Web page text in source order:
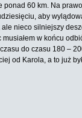
ponad 60 km. Na
aby
nieco silniejszy
w końcu
do czasu 180 –
od Karola, a to już